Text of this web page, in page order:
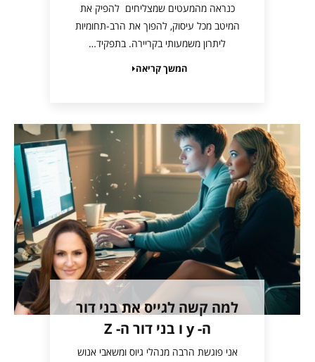
כנראה מהמעטים שמצליחים להפיק את
המיטב מכל עיסוק, להפוך את הרב-תחומיות
ליתרון משמעותי בקריירה. בתפקיד…
המשך קריאה
למה קשה לגייס את בני דור
ה- y ו בני דור ה- Z
אני פוגשת הרבה מנהלי גיוס ומשאבי אנוש